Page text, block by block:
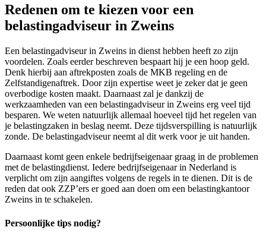
Redenen om te kiezen voor een
belastingadviseur in Zweins
Een belastingadviseur in Zweins in dienst hebben heeft zo zijn
voordelen. Zoals eerder beschreven bespaart hij je een hoop geld.
Denk hierbij aan aftrekposten zoals de MKB regeling en de
Zelfstandigenaftrek. Door zijn expertise weet je zeker dat je geen
overbodige kosten maakt. Daarnaast zal je dankzij de
werkzaamheden van een belastingadviseur in Zweins erg veel tijd
besparen. We weten natuurlijk allemaal hoeveel tijd het regelen van
je belastingzaken in beslag neemt. Deze tijdsverspilling is natuurlijk
zonde. De belastingadviseur neemt al dit werk voor je uit handen.
Daarnaast komt geen enkele bedrijfseigenaar graag in de problemen
met de belastingdienst. Iedere bedrijfseigenaar in Nederland is
verplicht om zijn aangiftes volgens de regels in te dienen. Dit is de
reden dat ook ZZP’ers er goed aan doen om een belastingkantoor
Zweins in te schakelen.
Persoonlijke tips nodig?